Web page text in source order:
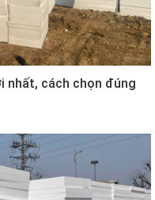
nhất, cách chọn đúng